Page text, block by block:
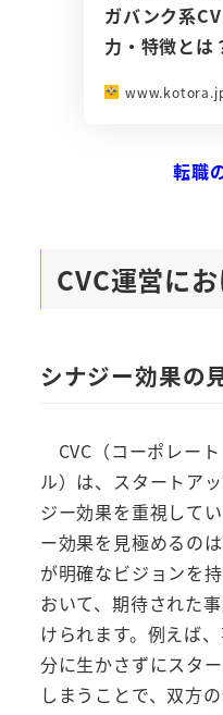
ガバンク系
力・特徴とは
転職
CVC運営に
シナジー効果の
CVC（コーポレー
ル）は、スタートア
ジー効果を重視して
ー効果を見極めるの
が明確なビジョンを
おいて、期待された
けられます。例えば
分に生かさずにスタ
しまうことで、双方